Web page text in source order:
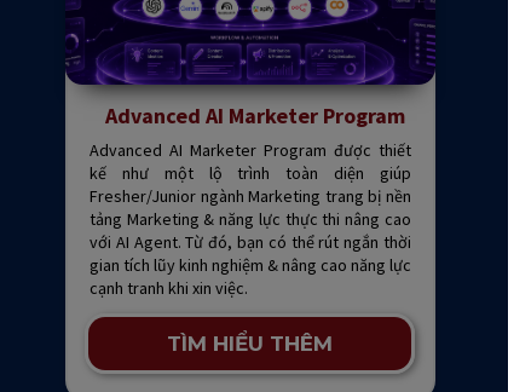
TÌM HIỂU THÊM
Advanced AI Marketer Program được thiết
kế như một lộ trình toàn diện giúp
Fresher/Junior ngành Marketing trang bị nền
tảng Marketing & năng lực thực thi nâng cao
với AI Agent. Từ đó, bạn có thể rút ngắn thời
gian tích lũy kinh nghiệm & nâng cao năng lực
cạnh tranh khi xin việc.
Advanced AI Marketer Program